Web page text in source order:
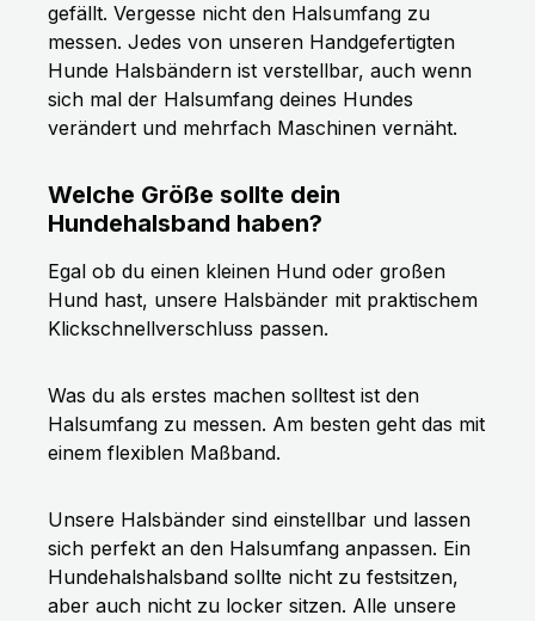
gefällt. Vergesse nicht den Halsumfang zu
messen. Jedes von unseren Handgefertigten
Hunde Halsbändern ist verstellbar, auch wenn
sich mal der Halsumfang deines Hundes
verändert und mehrfach Maschinen vernäht.
Welche Größe sollte dein
Hundehalsband haben?
Egal ob du einen kleinen Hund oder großen
Hund hast, unsere Halsbänder mit praktischem
Klickschnellverschluss passen.
Was du als erstes machen solltest ist den
Halsumfang zu messen. Am besten geht das mit
einem flexiblen Maßband.
Unsere Halsbänder sind einstellbar und lassen
sich perfekt an den Halsumfang anpassen. Ein
Hundehalshalsband sollte nicht zu festsitzen,
aber auch nicht zu locker sitzen. Alle unsere